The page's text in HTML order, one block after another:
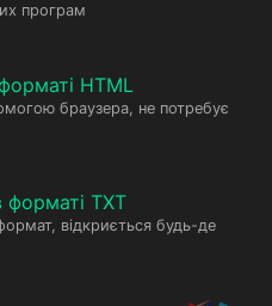
програм
HTML
браузера, не потребує
TXT
відкриється будь-де